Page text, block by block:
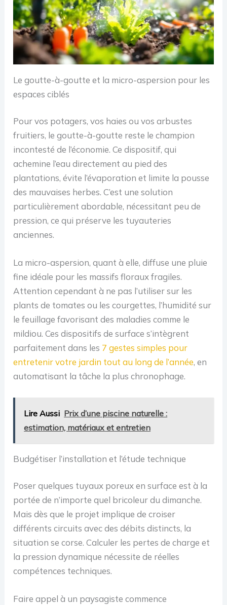
Le goutte-à-goutte et la micro-aspersion pour les
espaces ciblés
Pour vos potagers, vos haies ou vos arbustes
fruitiers, le goutte-à-goutte reste le champion
incontesté de l’économie. Ce dispositif, qui
achemine l’eau directement au pied des
plantations, évite l’évaporation et limite la pousse
des mauvaises herbes. C’est une solution
particulièrement abordable, nécessitant peu de
pression, ce qui préserve les tuyauteries
anciennes.
La micro-aspersion, quant à elle, diffuse une pluie
fine idéale pour les massifs floraux fragiles.
Attention cependant à ne pas l’utiliser sur les
plants de tomates ou les courgettes, l’humidité sur
le feuillage favorisant des maladies comme le
mildiou. Ces dispositifs de surface s’intègrent
parfaitement dans les 7 gestes simples pour
entretenir votre jardin tout au long de l’année, en
automatisant la tâche la plus chronophage.
Lire Aussi Prix d’une piscine naturelle :
estimation, matériaux et entretien
Budgétiser l’installation et l’étude technique
Poser quelques tuyaux poreux en surface est à la
portée de n’importe quel bricoleur du dimanche.
Mais dès que le projet implique de croiser
différents circuits avec des débits distincts, la
situation se corse. Calculer les pertes de charge et
la pression dynamique nécessite de réelles
compétences techniques.
Faire appel à un paysagiste commence